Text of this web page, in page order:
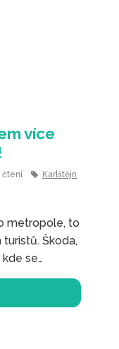
více
čtení
Karlštějn
metropole, to
Škoda,
kde se
než jen